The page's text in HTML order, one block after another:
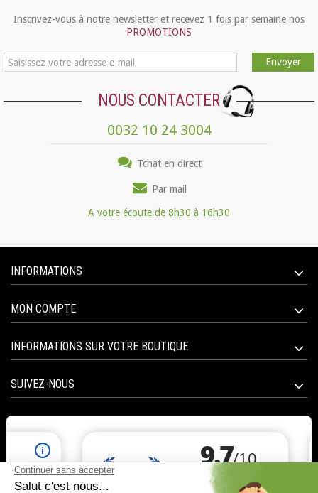
Inscrivez-vous à notre newsletter et recevez 1 fois par semaine nos
PROMOTIONS
Envoyer
NOUS CONTACTER
0032 10 24 3004
Tchat en direct
Par mail
A votre écoute de 8h30 à 16h30
INFORMATIONS
MON COMPTE
INFORMATIONS SUR VOTRE BOUTIQUE
SUIVEZ-NOUS